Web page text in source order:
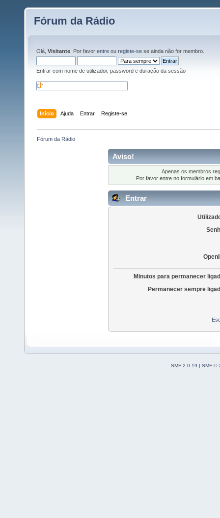
Fórum da Rádio
Olá, Visitante . Por favor entre ou registe-se se ainda não for membro.
Entrar com nome de utilizador, password e duração da sessão
Início Ajuda Entrar Registe-se
Fórum da Rádio
Aviso!
Apenas os membros
Por favor entre no formulário em
Entrar
Minutos para permanecer
Permanecer sempre
SMF 2.0.19 | SMF ©